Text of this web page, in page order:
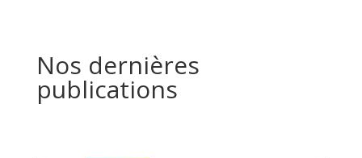
Nos dernières
publications